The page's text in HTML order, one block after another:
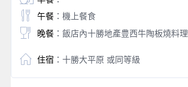
午餐：機上餐食
晚餐：飯店內十勝地產豊西牛陶板燒料理
住宿 ：十勝大平原 或同等級